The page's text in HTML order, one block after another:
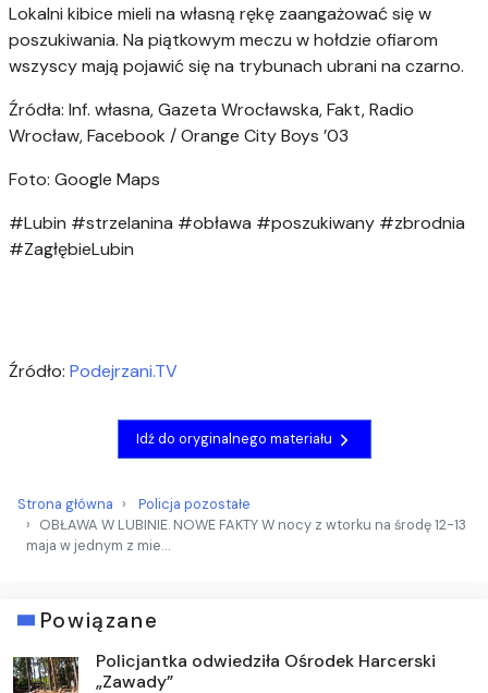
Lokalni kibice mieli na własną rękę zaangażować się w
poszukiwania. Na piątkowym meczu w hołdzie ofiarom
wszyscy mają pojawić się na trybunach ubrani na czarno.
Źródła: Inf. własna, Gazeta Wrocławska, Fakt, Radio
Wrocław, Facebook / Orange City Boys ’03
Foto: Google Maps
#Lubin #strzelanina #obława #poszukiwany #zbrodnia
#ZagłębieLubin
Źródło: Podejrzani.TV
Idź do oryginalnego materiału
Strona główna
Policja pozostałe
OBŁAWA W LUBINIE. NOWE FAKTY W nocy z wtorku na środę 12-13
maja w jednym z mie…
Powiązane
Policjantka odwiedziła Ośrodek Harcerski
„Zawady”